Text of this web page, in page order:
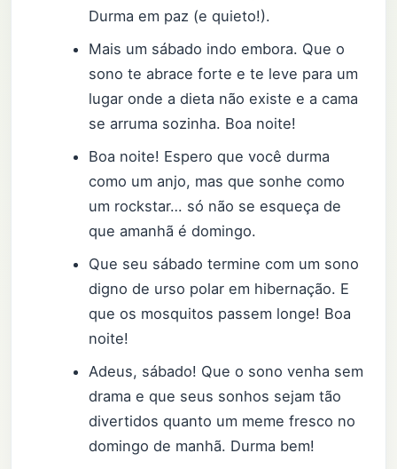
Durma em paz (e quieto!).
Mais um sábado indo embora. Que o
sono te abrace forte e te leve para um
lugar onde a dieta não existe e a cama
se arruma sozinha. Boa noite!
Boa noite! Espero que você durma
como um anjo, mas que sonhe como
um rockstar… só não se esqueça de
que amanhã é domingo.
Que seu sábado termine com um sono
digno de urso polar em hibernação. E
que os mosquitos passem longe! Boa
noite!
Adeus, sábado! Que o sono venha sem
drama e que seus sonhos sejam tão
divertidos quanto um meme fresco no
domingo de manhã. Durma bem!